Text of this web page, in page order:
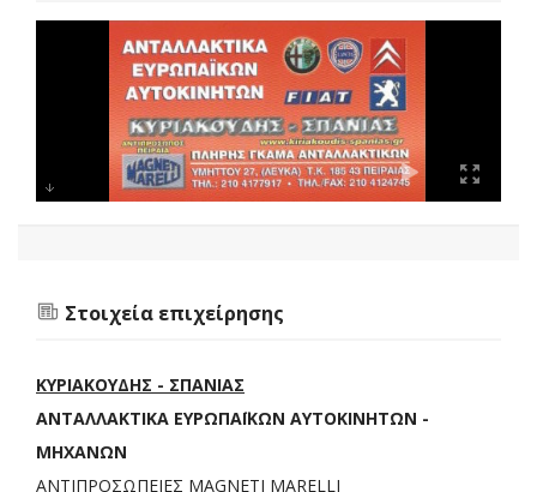
Στοιχεία επιχείρησης
ΚΥΡΙΑΚΟΥΔΗΣ - ΣΠΑΝΙΑΣ
ANTAΛΛΑΚΤΙΚΑ ΕΥΡΩΠΑΪΚΩΝ ΑΥΤΟΚΙΝΗΤΩΝ -
ΜΗΧΑΝΩΝ
ΑΝΤΙΠΡΟΣΩΠΕΙΕΣ MAGNETI MARELLI